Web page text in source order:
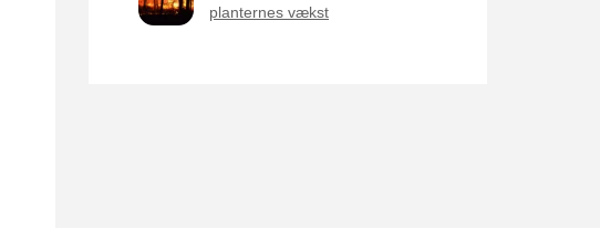
planternes vækst